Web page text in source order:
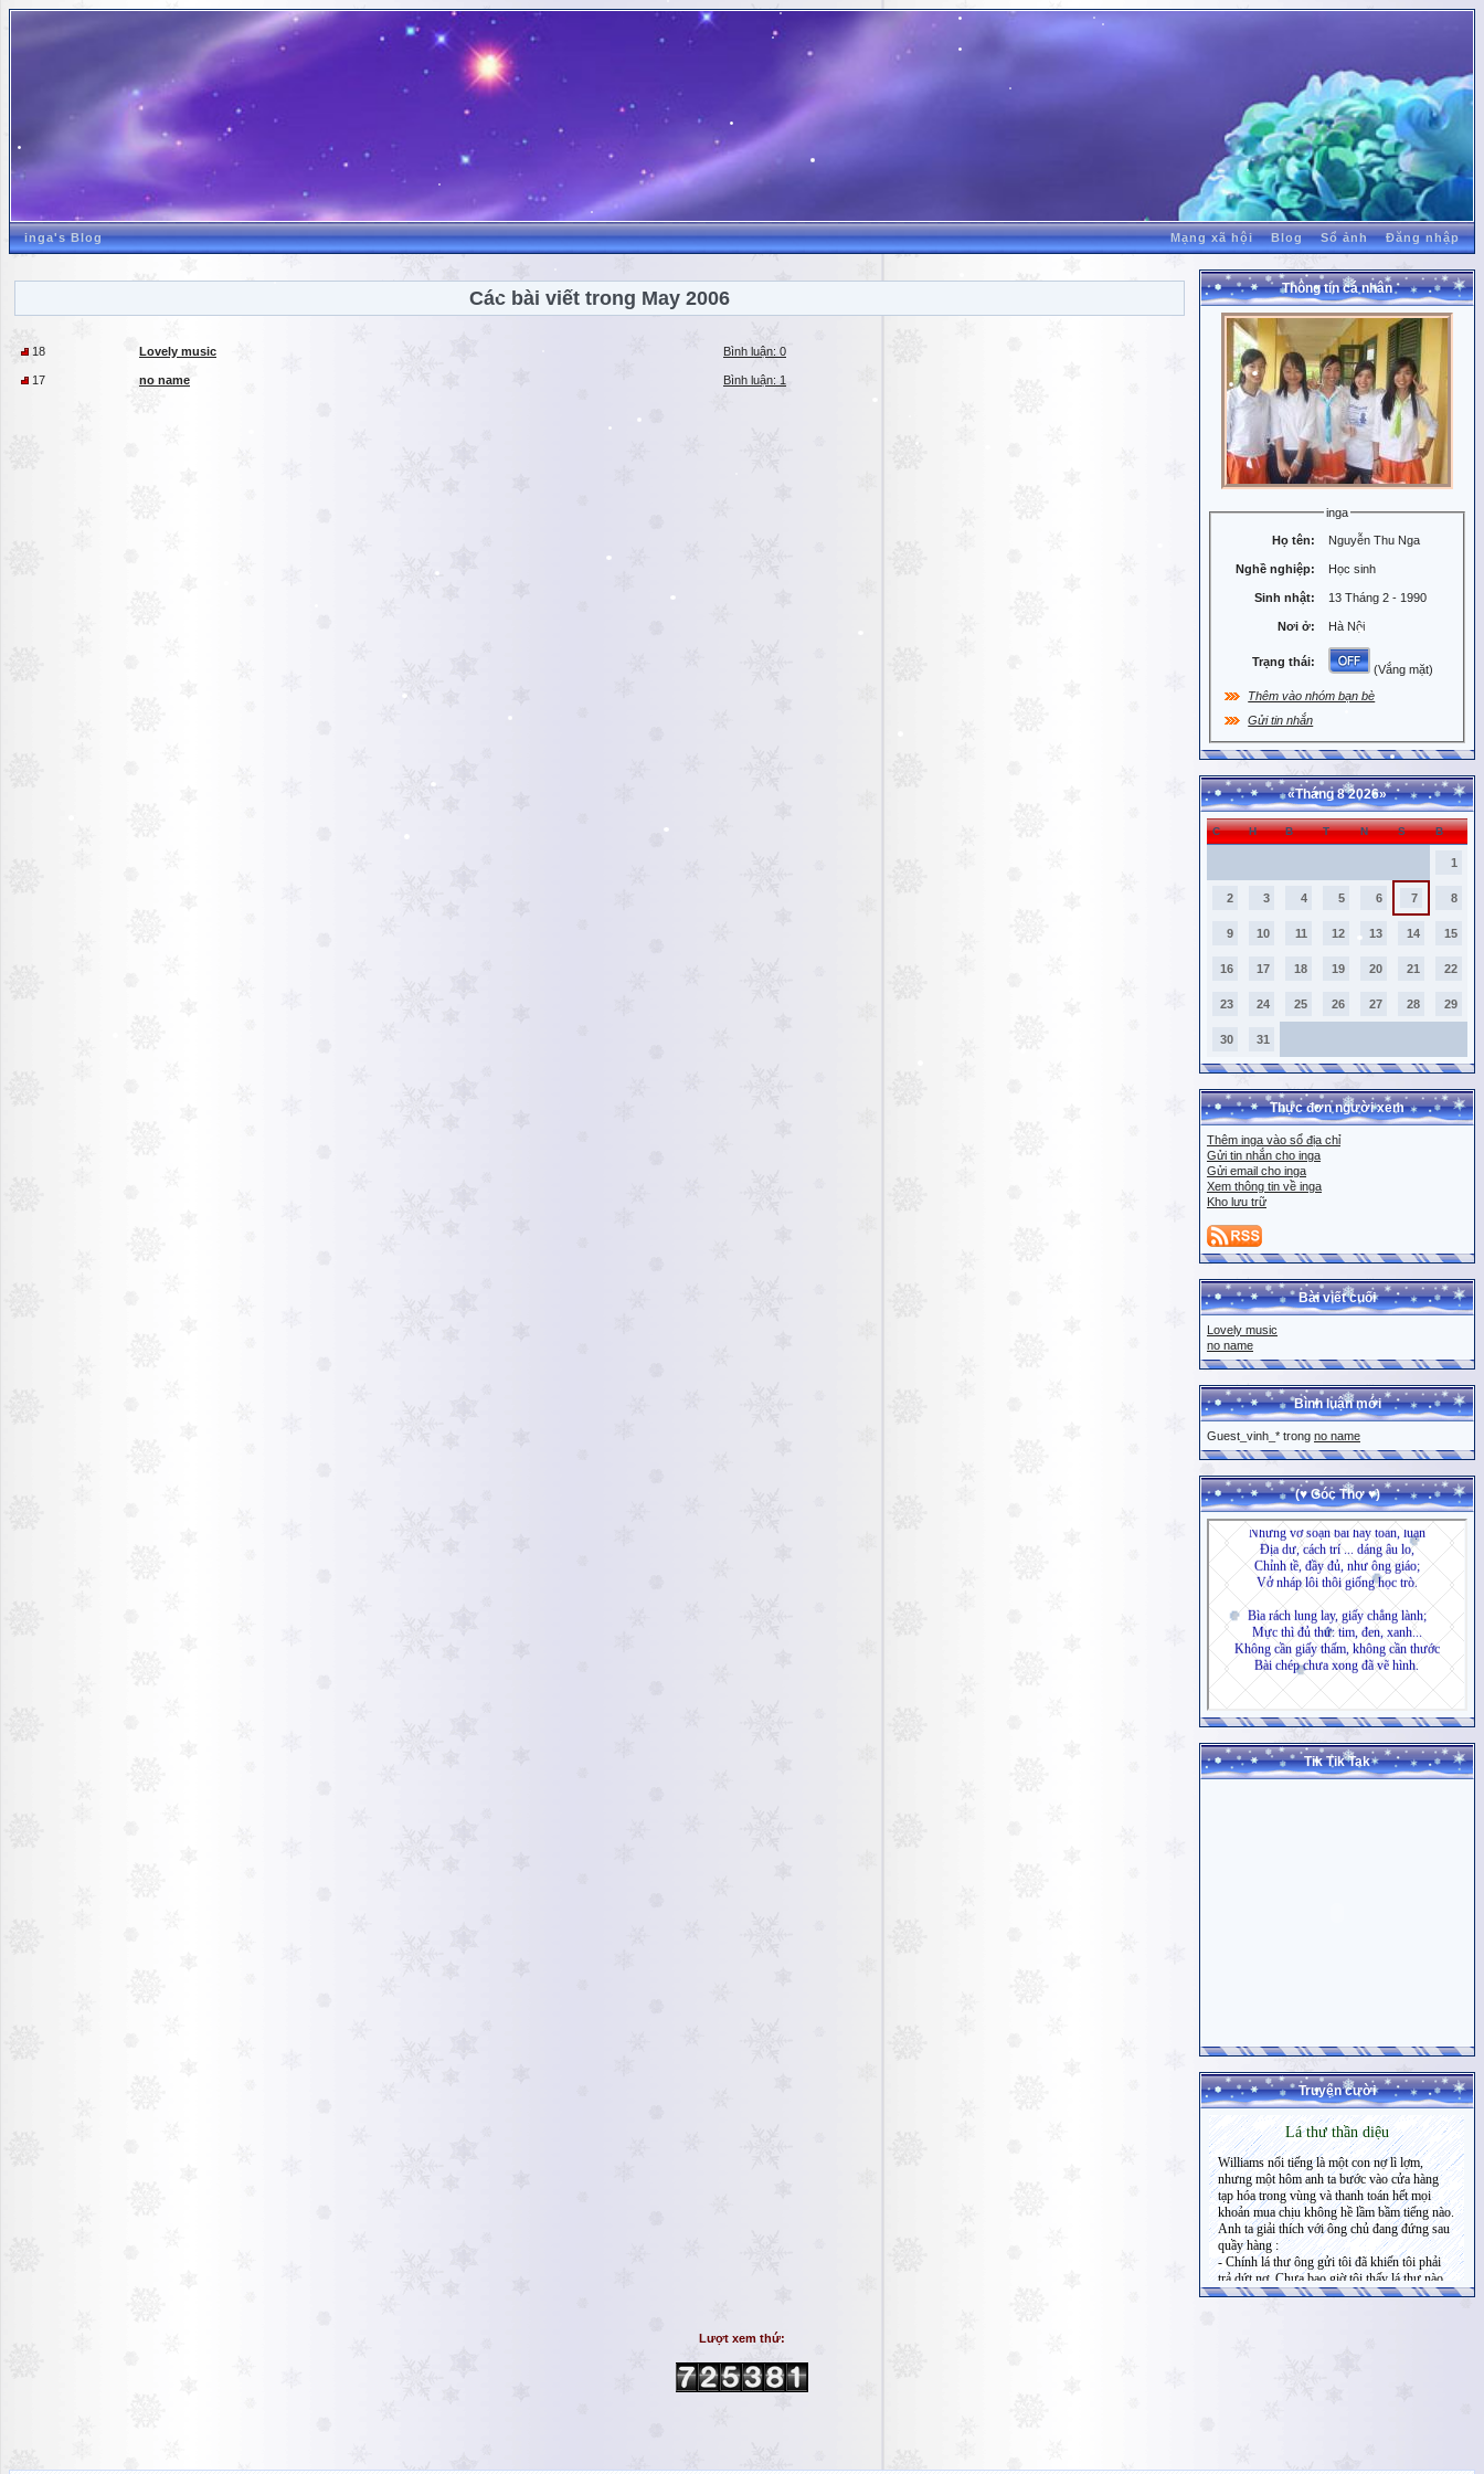
inga's Blog Mạng xã hội Blog Sổ ảnh Đăng nhập
Các bài viết trong May 2006
18 Lovely music Bình luận: 0
17 no name Bình luận: 1
Thông tin cá nhân
inga
Họ tên: Nguyễn Thu Nga
Nghề nghiệp: Học sinh
Sinh nhật: 13 Tháng 2 - 1990
Nơi ở: Hà Nội
Trạng thái:
(Vắng mặt)
Thêm vào nhóm bạn bè
Gửi tin nhắn
«Tháng 8 2026»
C H B T N S B
1
2 3 4 5 6 7 8
9 10 11 12 13 14 15
16 17 18 19 20 21 22
23 24 25 26 27 28 29
30 31
Thực đơn người xem
Thêm inga vào sổ địa chỉ
Gửi tin nhắn cho inga
Gửi email cho inga
Xem thông tin về inga
Kho lưu trữ
Bài viết cuối
Lovely music
no name
Bình luận mới
Guest_vinh_* trong no name
(♥ Góc Thơ ♥)
Tik Tik Tak
Truyện cười
Lượt xem thứ: